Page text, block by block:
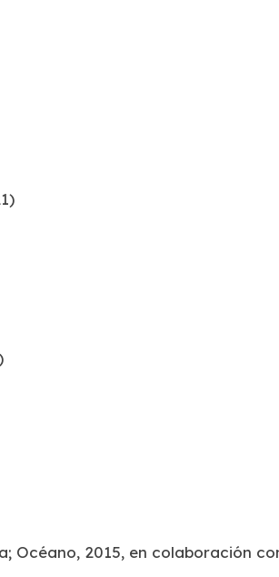
Océano, 2015, en colaboración